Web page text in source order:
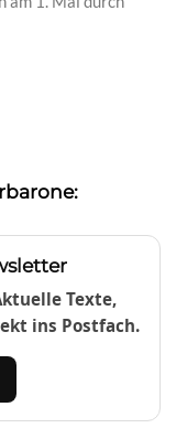
Texte,
ins Postfach.